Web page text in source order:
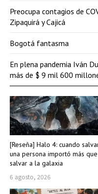
[Reseña] Halo 4: cuando
una persona importó más que
salvar a la galaxia
6 agosto, 2026
Preocupa contagios de
Zipaquirá y Cajicá
Bogotá fantasma
En plena pandemia Iván
más de $ 9 mil 600